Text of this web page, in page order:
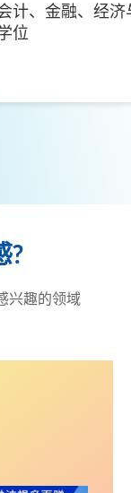
计、金融、经济
位
?
兴趣的领域